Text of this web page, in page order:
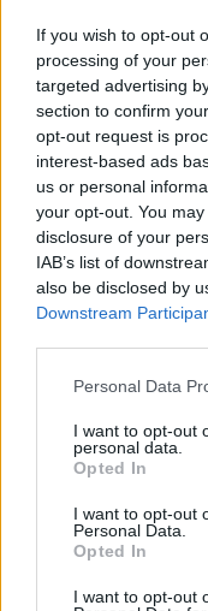
If you wish to opt-out
processing of your
targeted advertising
section to confirm
opt-out request is
interest-based ads
us or personal
your opt-out. You
disclosure of your
IAB’s list of
also be disclosed by
Downstream
Please note that this
not limited to your
grant or deny
use your data for
consent section.
Personal Data
I want to opt-out
personal data.
Opted In
I want to opt-out
Personal Data.
Opted In
I want to opt-out
#KULTÚRA #
#MAGYAR ÁLLAMI
OPERA
Népszerű